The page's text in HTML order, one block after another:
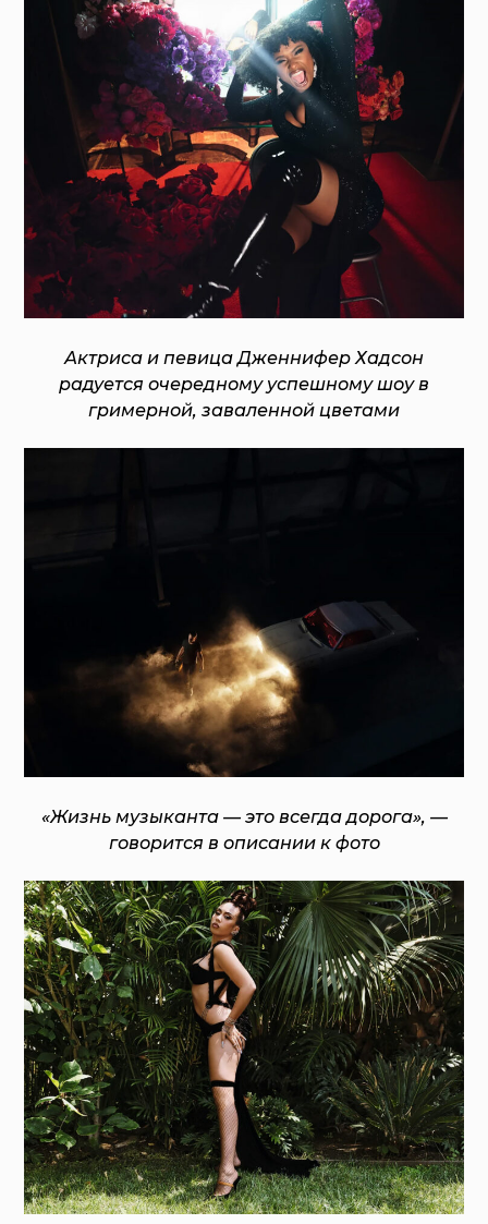
Актриса и певица Дженнифер Хадсон
радуется очередному успешному шоу в
гримерной, заваленной цветами
«Жизнь музыканта — это всегда дорога», —
говорится в описании к фото